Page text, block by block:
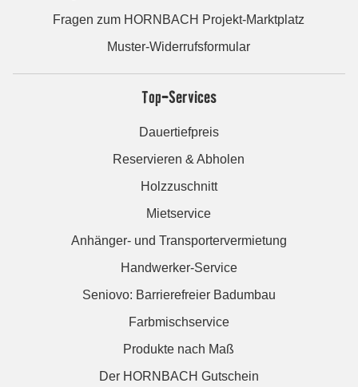
Fragen zum HORNBACH Projekt-Marktplatz
Muster-Widerrufsformular
Top-Services
Dauertiefpreis
Reservieren & Abholen
Holzzuschnitt
Mietservice
Anhänger- und Transportervermietung
Handwerker-Service
Seniovo: Barrierefreier Badumbau
Farbmischservice
Produkte nach Maß
Der HORNBACH Gutschein